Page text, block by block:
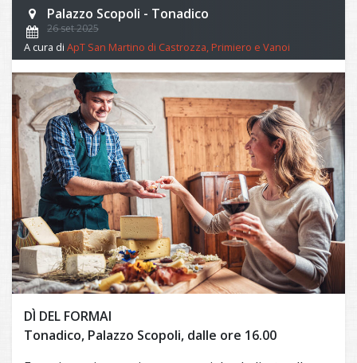
Palazzo Scopoli - Tonadico
26 set 2025
A cura di ApT San Martino di Castrozza, Primiero e Vanoi
DÌ DEL FORMAI
Tonadico, Palazzo Scopoli, dalle ore 16.00